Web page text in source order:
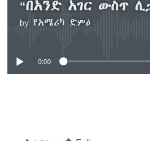
by የአሜሪካ ድምፅ
No media source
0:00